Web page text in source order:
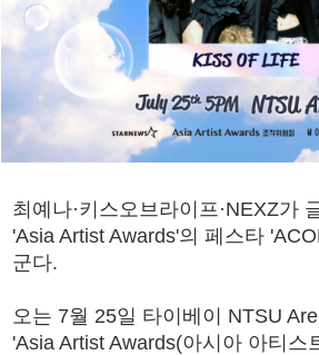
최예나·키스오브라이프·NEXZ가
'Asia Artist Awards'의 페스타
군다.
오는 7월 25일 타이베이 NTSU
'Asia Artist Awards(아시아 아티스